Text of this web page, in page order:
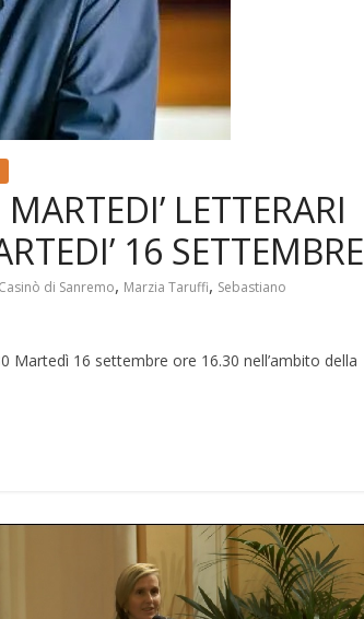
LETTERARI
16 SETTEMBRE
di Sanremo, Marzia Taruffi, Sebastiano
16 settembre ore 16.30 nell’ambito della